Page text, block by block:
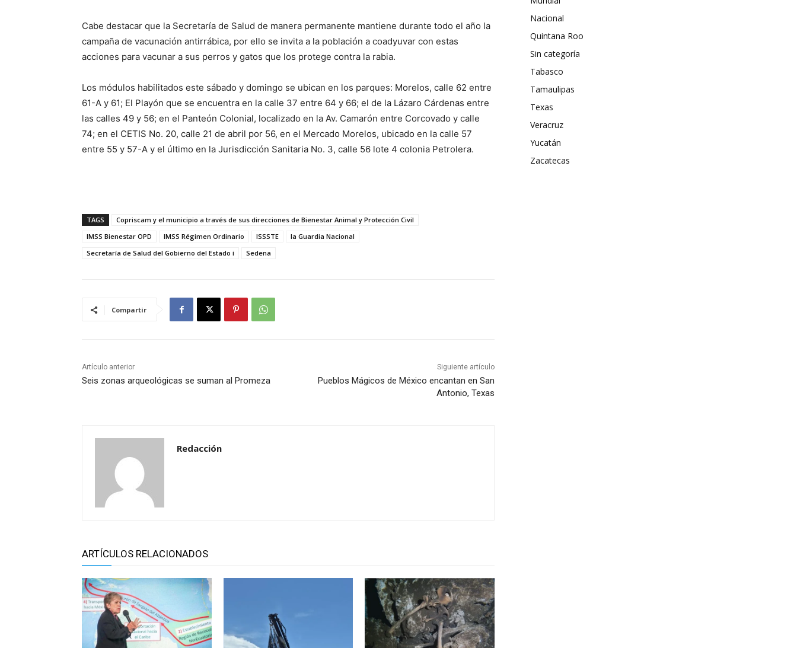
Cabe destacar que la Secretaría de Salud de manera permanente mantiene durante todo el año la
campaña de vacunación antirrábica, por ello se invita a la población a coadyuvar con estas
acciones para vacunar a sus perros y gatos que los protege contra la rabia.
Los módulos habilitados este sábado y domingo se ubican en los parques: Morelos, calle 62 entre
61-A y 61; El Playón que se encuentra en la calle 37 entre 64 y 66; el de la Lázaro Cárdenas entre
las calles 49 y 56; en el Panteón Colonial, localizado en la Av. Camarón entre Corcovado y calle
74; en el CETIS No. 20, calle 21 de abril por 56, en el Mercado Morelos, ubicado en la calle 57
entre 55 y 57-A y el último en la Jurisdicción Sanitaria No. 3, calle 56 lote 4 colonia Petrolera.
TAGS
Copriscam y el municipio a través de sus direcciones de Bienestar Animal y Protección Civil
IMSS Bienestar OPD
IMSS Régimen Ordinario ISSSTE
la Guardia Nacional
Secretaría de Salud del Gobierno del Estado i
Sedena
Compartir
Artículo anterior
Seis zonas arqueológicas se suman al Promeza
Siguiente artículo
Pueblos Mágicos de México encantan en San
Antonio, Texas
Redacción
ARTÍCULOS RELACIONADOS
Nacional
Quintana Roo
Sin categoría
Tabasco
Tamaulipas
Texas
Veracruz
Yucatán
Zacatecas